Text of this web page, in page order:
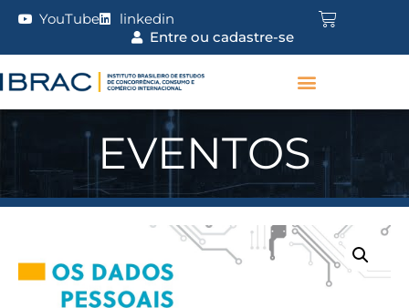
YouTube
linkedin
Entre ou cadastre-se
EVENTOS